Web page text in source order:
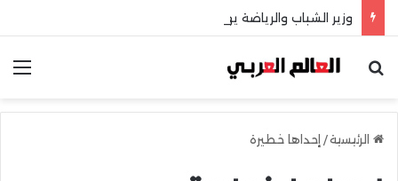
وزير الشباب والرياضة يهنئ منتخب مصر للشطرنج
بحث عن
الرئيسية/ إحداها خطيرة